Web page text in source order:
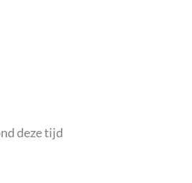
deze tijd